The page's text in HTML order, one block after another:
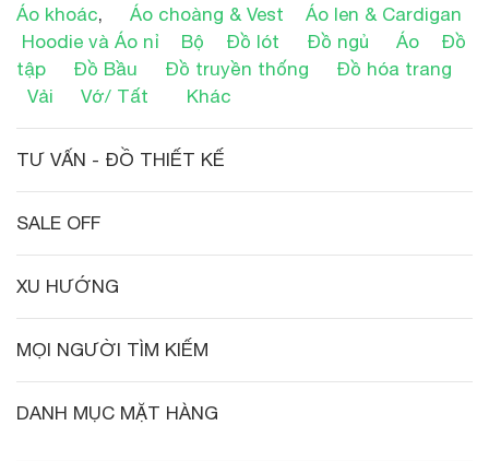
Áo khoác, Áo choàng & Vest
Áo len & Cardigan
Hoodie và Áo nỉ
Bộ Đồ lót Đồ ngủ Áo
Đồ
tập
Đồ Bầu Đồ truyền thống
Đồ hóa trang
Vải
Vớ/ Tất Khác
TƯ VẤN - ĐỒ THIẾT KẾ
SALE OFF
XU HƯỚNG
MỌI NGƯỜI TÌM KIẾM
DANH MỤC MẶT HÀNG